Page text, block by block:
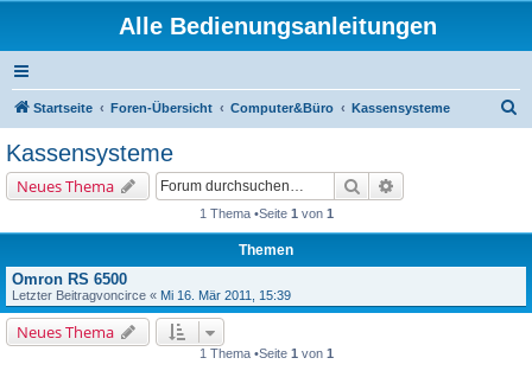
Alle Bedienungsanleitungen
Startseite Foren-Übersicht Computer&Büro Kassensysteme
Kassensysteme
Neues Thema Suche
1 Thema •Seite 1 von 1
Themen
Omron RS 6500
Letzter Beitragvoncirce « Mi 16. Mär 2011, 15:39
Neues Thema
1 Thema •Seite 1 von 1